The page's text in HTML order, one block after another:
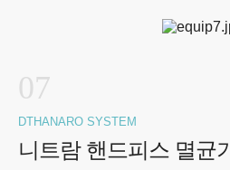
07
DTHANARO SYSTEM
니트람 핸드피스 멸균기